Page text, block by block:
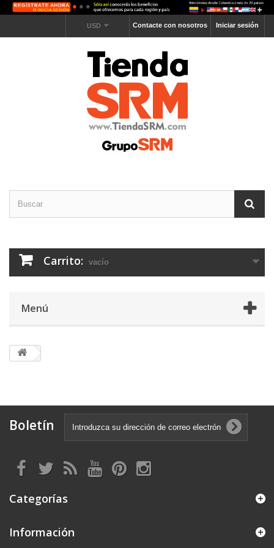
Iniciar sesión
Contacte con nosotros
USD
Carrito: vacío
Menú
Boletín
Categorías
Información